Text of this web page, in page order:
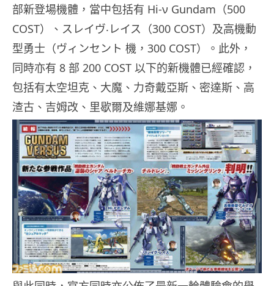
部新登場機體，當中包括有 Hi-ν Gundam（500
COST）、スレイヴ‧レイス（300 COST）及高機動
型勇士（ヴィンセント 機，300 COST）。此外，
同時亦有 8 部 200 COST 以下的新機體已經確認，
包括有太空坦克、大魔、力奇戴亞斯、密達斯、高
渣古、吉姆改、里歇爾及維娜基娜。